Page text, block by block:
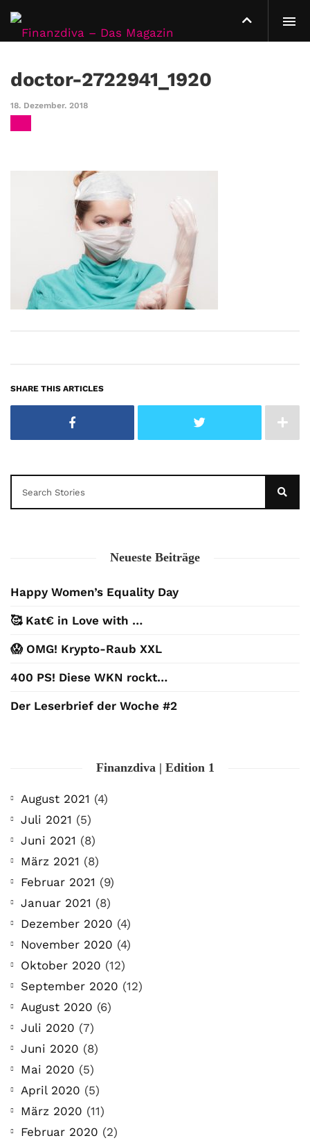
doctor-2722941_1920
18. Dezember. 2018
SHARE THIS ARTICLES
Neueste Beiträge
Happy Women’s Equality Day
🥰 Kat€ in Love with …
😱 OMG! Krypto-Raub XXL
400 PS! Diese WKN rockt…
Der Leserbrief der Woche #2
Finanzdiva | Edition 1
August 2021 (4)
Juli 2021 (5)
Juni 2021 (8)
März 2021 (8)
Februar 2021 (9)
Januar 2021 (8)
Dezember 2020 (4)
November 2020 (4)
Oktober 2020 (12)
September 2020 (12)
August 2020 (6)
Juli 2020 (7)
Juni 2020 (8)
Mai 2020 (5)
April 2020 (5)
März 2020 (11)
Februar 2020 (2)